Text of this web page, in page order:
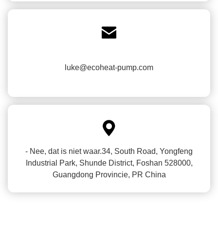

luke@ecoheat-pump.com

- Nee, dat is niet waar.34, South Road, Yongfeng
Industrial Park, Shunde District, Foshan 528000,
Guangdong Provincie, PR China